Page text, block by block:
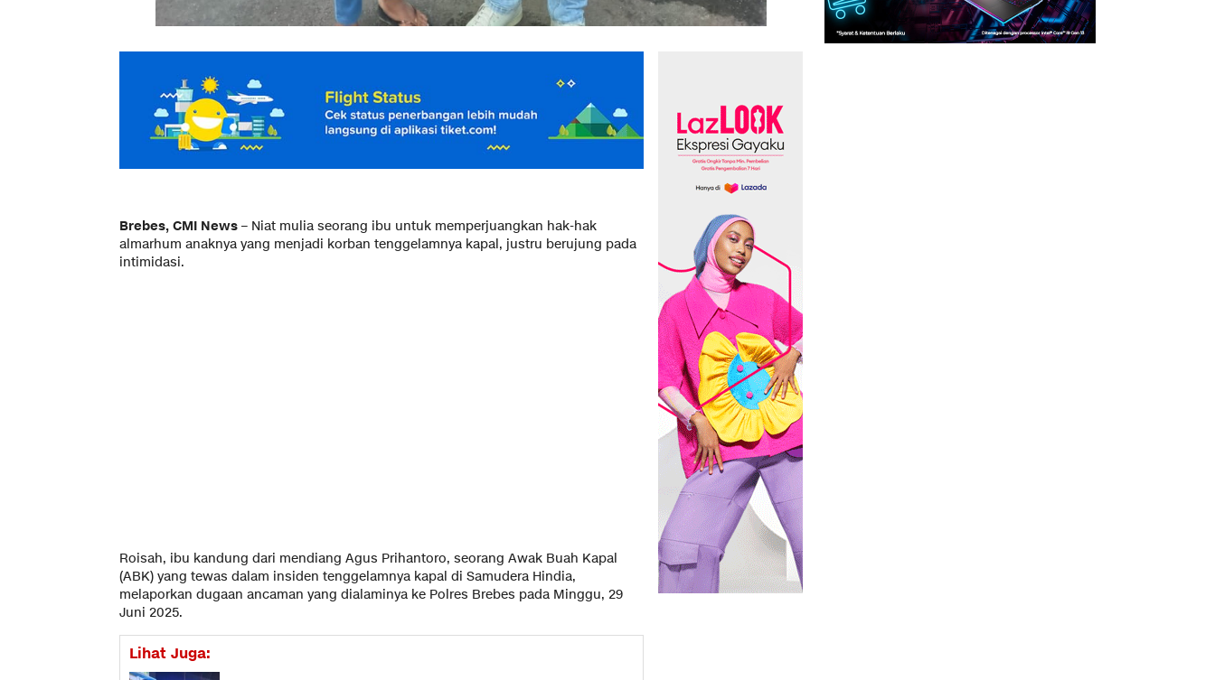
Brebes, CMI News – Niat mulia seorang ibu untuk memperjuangkan hak-hak
almarhum anaknya yang menjadi korban tenggelamnya kapal, justru berujung pada
intimidasi.
Roisah, ibu kandung dari mendiang Agus Prihantoro, seorang Awak Buah Kapal
(ABK) yang tewas dalam insiden tenggelamnya kapal di Samudera Hindia,
melaporkan dugaan ancaman yang dialaminya ke Polres Brebes pada Minggu, 29
Juni 2025.
Lihat Juga: